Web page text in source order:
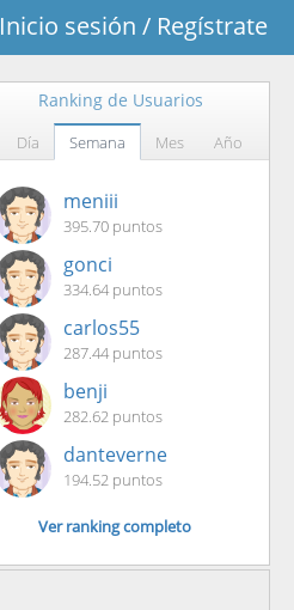
Inicio sesión / Regístrate
Ranking de Usuarios
Día Semana Mes Año
meniii
395.70 puntos
gonci
334.64 puntos
carlos55
287.44 puntos
benji
282.62 puntos
danteverne
194.52 puntos
Ver ranking completo